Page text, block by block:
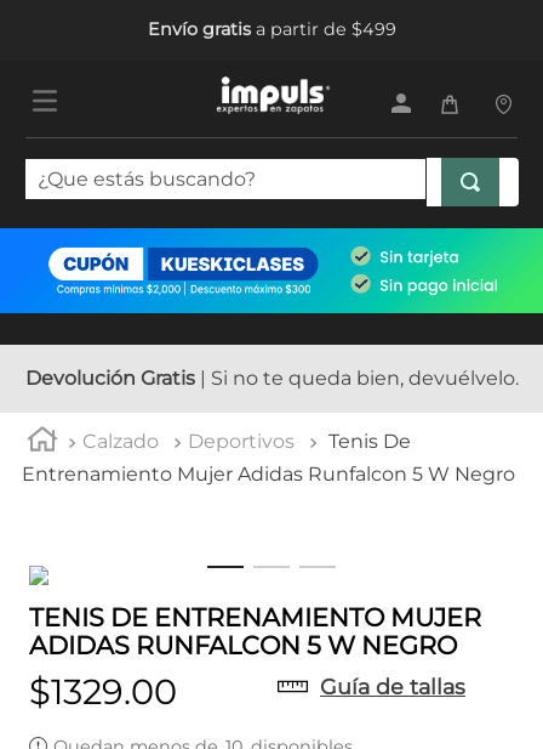
Envío gratisa partir de $499
¿Que estás buscando?
Devolución Gratis| Si no te queda bien, devuélvelo.
Calzado Deportivos
Tenis De
Entrenamiento Mujer Adidas Runfalcon 5 W Negro
TENIS DE ENTRENAMIENTO MUJER
ADIDAS RUNFALCON 5 W NEGRO
$1329.00 Guía de tallas
TÉRMINOS MÁS BUSCADOS
.
tenis mujer
tenis hombre
5. tenis niña